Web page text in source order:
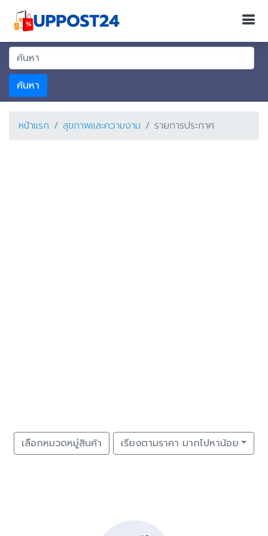
ค้นหา
หน้าแรก สุขภาพและความงาม รายการประกาศ
เลือกหมวดหมู่สินค้า เรียงตามราคา มากไปหาน้อย